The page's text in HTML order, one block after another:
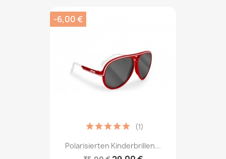
Polarisierten Kinderbrillen...
(1)
-6,00 €